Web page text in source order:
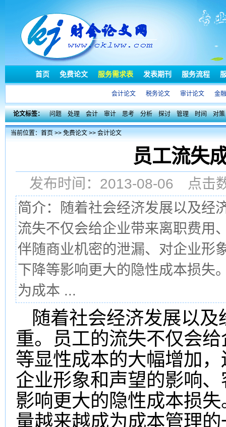
首页 免费论文 服务需求表 发表期刊 服务流程
会计论文 税务论文 审计论文 金
论文标签： 问题 处理 会计 审计 思考 分析 探讨 管理 时间 对策
当前位置：首页>>免费论文>>会计论文
员工流失
发布时间：2013-08-06 点
简介：随着社会经济发展以及经
流失不仅会给企业带来离职费用
伴随商业机密的泄漏、对企业形
下降等影响更大的隐性成本损失
为成本 ...
随着社会经济发展以
重。员工的流失不仅会
等显性成本的大幅增加
企业形象和声望的影响
影响更大的隐性成本损
量越来越成为成本管理